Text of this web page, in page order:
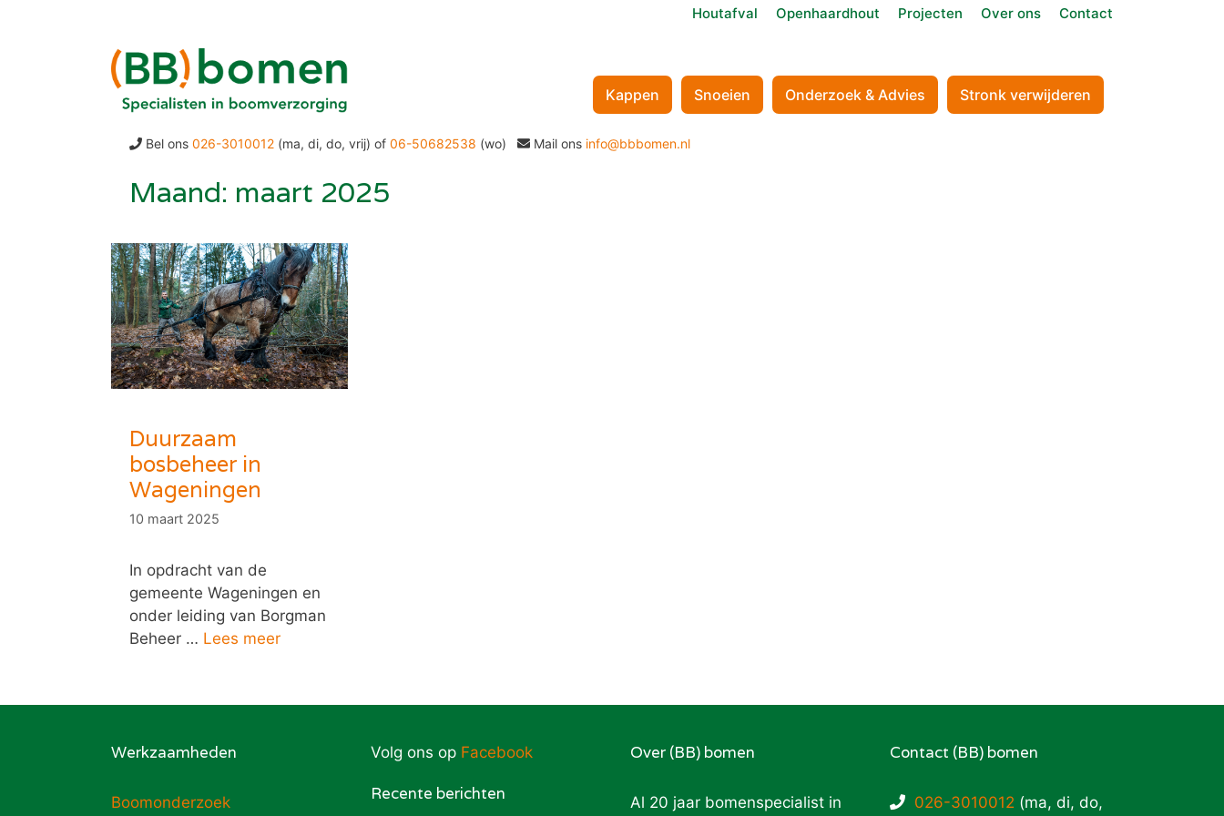
Houtafval Openhaardhout Projecten Over ons Contact
Kappen Snoeien Onderzoek & Advies Stronk verwijderen
Bel ons 026-3010012 (ma, di, do, vrij) of 06-50682538 (wo) Mail ons info@bbbomen.nl
Maand: maart 2025
Duurzaam
bosbeheer in
Wageningen
10 maart 2025
In opdracht van de
gemeente Wageningen en
onder leiding van Borgman
Beheer … Lees meer
Werkzaamheden
Boomonderzoek
Volg ons op Facebook
Recente berichten
Over (BB) bomen
Al 20 jaar bomenspecialist in
Contact (BB) bomen
026-3010012 (ma, di, do,